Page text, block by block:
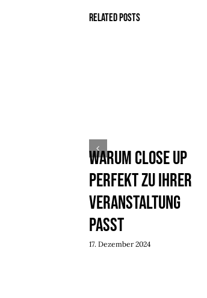
Related Posts
Warum Close Up
perfekt zu Ihrer
Veranstaltung
passt
17. Dezember 2024